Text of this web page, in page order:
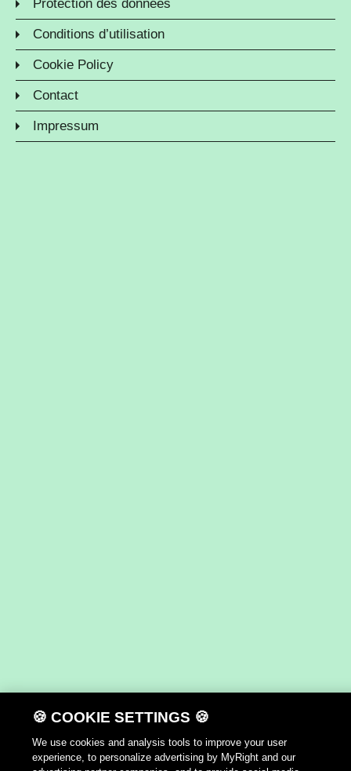
Protection des données
Conditions d’utilisation
Cookie Policy
Contact
Impressum
🍪 COOKIE SETTINGS 🍪
We use cookies and analysis tools to improve your user
experience, to personalize advertising by MyRight and our